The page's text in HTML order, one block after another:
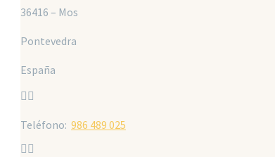
36416 – Mos
Pontevedra
España

Teléfono: 986 489 025
